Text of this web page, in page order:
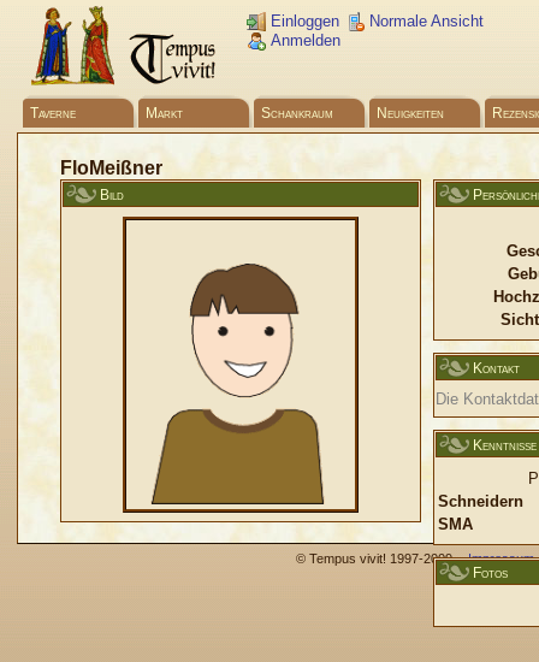
Einloggen
Anmelden
Normale Ansicht
Taverne Markt Schankraum Neuigkeiten
FloMeißner
Bild
Kontakt
Die
Kenntnisse
Schneidern
SMA
Fotos
© Tempus vivit! 1997-2009 -Impressum